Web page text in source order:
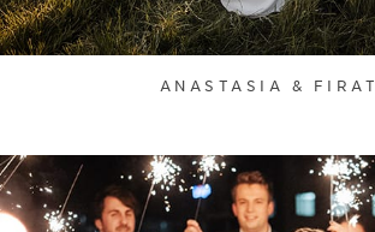
ANASTASIA & FIRAT